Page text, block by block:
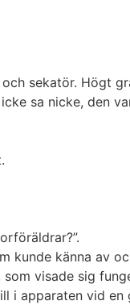
sekatör. Högt
sa nicke, den
kunde känna av
visade sig
i apparaten vid